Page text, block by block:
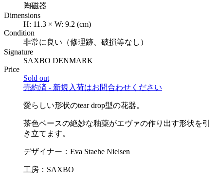
陶磁器
Dimensions
H: 11.3 × W: 9.2 (cm)
Condition
非常に良い（修理跡、破損等なし）
Signature
SAXBO DENMARK
Price
Sold out
売約済 - 新規入荷はお問合わせください
愛らしい形状のtear drop型の花器。
茶色ベースの絶妙な釉薬がエヴァの作り出す形状を引
き立てます。
デザイナー：Eva Staehe Nielsen
工房：SAXBO